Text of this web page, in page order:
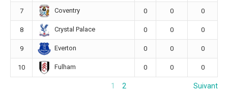
7 Coventry 0 0 0
8 Crystal Palace 0 0 0
9 Everton 0 0 0
10 Fulham 0 0 0
1 2 Suivant